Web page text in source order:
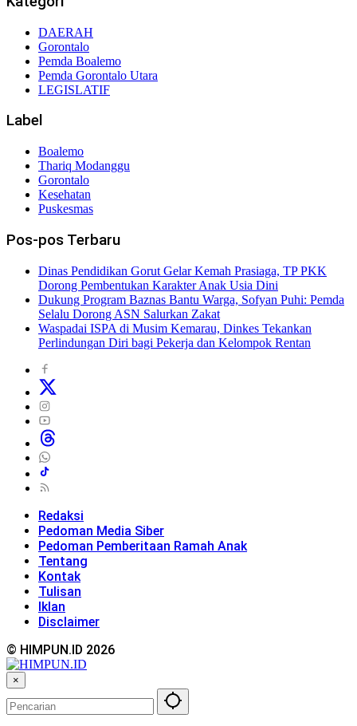
DAERAH
Gorontalo
Pemda Boalemo
Pemda Gorontalo Utara
LEGISLATIF
Label
Boalemo
Thariq Modanggu
Gorontalo
Kesehatan
Puskesmas
Pos-pos Terbaru
Dinas Pendidikan Gorut Gelar Kemah Prasiaga, TP PKK
Dorong Pembentukan Karakter Anak Usia Dini
Dukung Program Baznas Bantu Warga, Sofyan Puhi: Pemda
Selalu Dorong ASN Salurkan Zakat
Waspadai ISPA di Musim Kemarau, Dinkes Tekankan
Perlindungan Diri bagi Pekerja dan Kelompok Rentan
Redaksi
Pedoman Media Siber
Pedoman Pemberitaan Ramah Anak
Tentang
Kontak
Tulisan
Iklan
Disclaimer
© HIMPUN.ID 2026
×